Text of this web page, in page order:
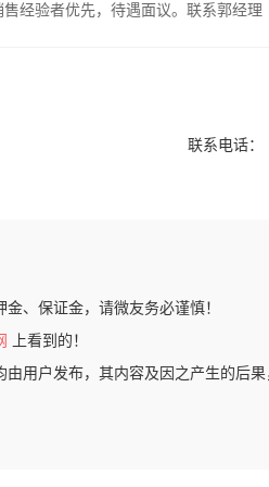
经验者优先，待遇面议。联系郭经理
联系电话：
、保证金，请微友务必谨慎！
上看到的！
用户发布，其内容及因之产生的后